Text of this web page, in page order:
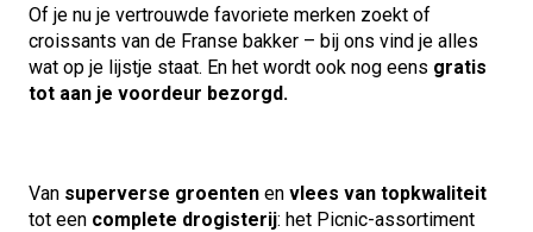
Of je nu je vertrouwde favoriete merken zoekt of
croissants van de Franse bakker – bij ons vind je alles
wat op je lijstje staat. En het wordt ook nog eens gratis
tot aan je voordeur bezorgd.
Van superverse groenten en vlees van topkwaliteit
tot een complete drogisterij: het Picnic-assortiment